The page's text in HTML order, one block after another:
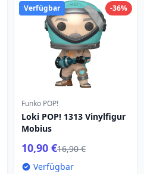
-36%
Verfügbar
Funko POP!
Loki POP! 1313 Vinylfigur
Mobius
10,90 €16,90 €
Verfügbar